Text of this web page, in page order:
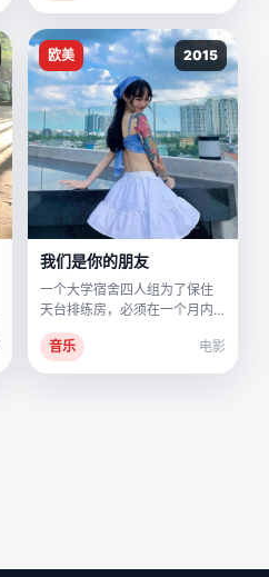
2015
欧美
我们是你的朋友
一个大学宿舍四人组为了保住
天台排练房，必须在一个月内
创作出一首能打败专业DJ的打
榜热单。
音乐 电影